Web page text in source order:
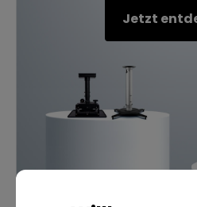
Jetzt